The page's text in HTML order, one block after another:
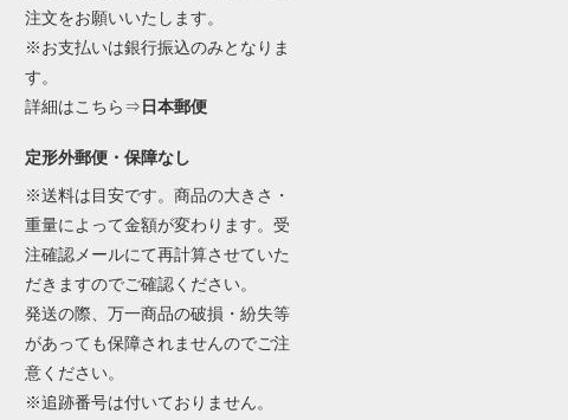
注文をお願いいたします。
※お支払いは銀行振込のみとなりま
す。
詳細はこちら⇒ 日本郵便
定形外郵便・保障なし
※送料は目安です。商品の大きさ・
重量によって金額が変わります。受
注確認メールにて再計算させていた
だきますのでご確認ください。
発送の際、万一商品の破損・紛失等
があっても保障されませんのでご注
意ください。
※追跡番号は付いておりません。